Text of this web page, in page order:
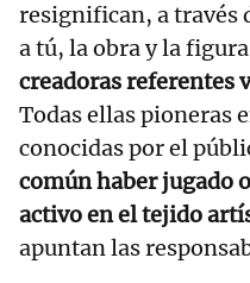
resignifican, a través
a tú, la obra y la
creadoras referentes
Todas ellas pioneras
conocidas por el
común haber jugado
activo en el tejido
apuntan las